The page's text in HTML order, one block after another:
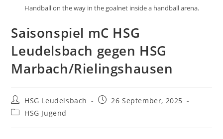
Handball on the way in the goalnet inside a handball arena.
Saisonspiel mC HSG
Leudelsbach gegen HSG
Marbach/Rielingshausen
Beitrags-
Autor:
HSG Leudelsbach
Beitrag26 September, 2025
Beitrags-
HSG Jugend